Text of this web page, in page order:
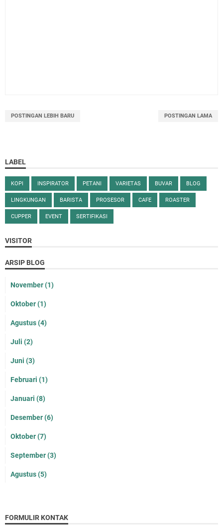
POSTINGAN LEBIH BARU POSTINGAN LAMA
LABEL
KOPI INSPIRATOR PETANI VARIETAS BUVAR BLOG
LINGKUNGAN BARISTA PROSESOR CAFE ROASTER
CUPPER EVENT SERTIFIKASI
VISITOR
ARSIP BLOG
November(1)
Oktober(1)
Agustus(4)
Juli (2)
Juni (3)
Februari (1)
Januari (8)
Desember(6)
Oktober(7)
September(3)
Agustus(5)
FORMULIR KONTAK